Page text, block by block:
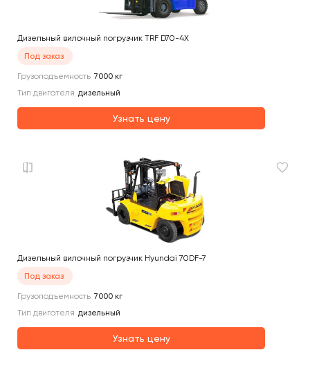
Дизельный вилочный погрузчик TRF D70-4X
Под заказ
Грузоподъемность 7000 кг
Тип двигателя дизельный
Узнать цену
Дизельный вилочный погрузчик Hyundai 70DF-7
Под заказ
Грузоподъемность 7000 кг
Тип двигателя дизельный
Узнать цену